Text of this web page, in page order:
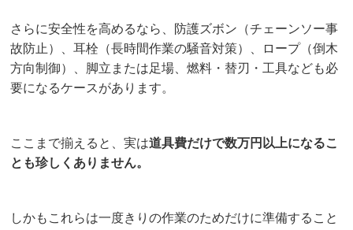
さらに安全性を高めるなら、防護ズボン（チェーンソー事
故防止）、耳栓（長時間作業の騒音対策）、ロープ（倒木
方向制御）、脚立または足場、燃料・替刃・工具なども必
要になるケースがあります。
ここまで揃えると、実は道具費だけで数万円以上になるこ
とも珍しくありません。
しかもこれらは一度きりの作業のためだけに準備すること